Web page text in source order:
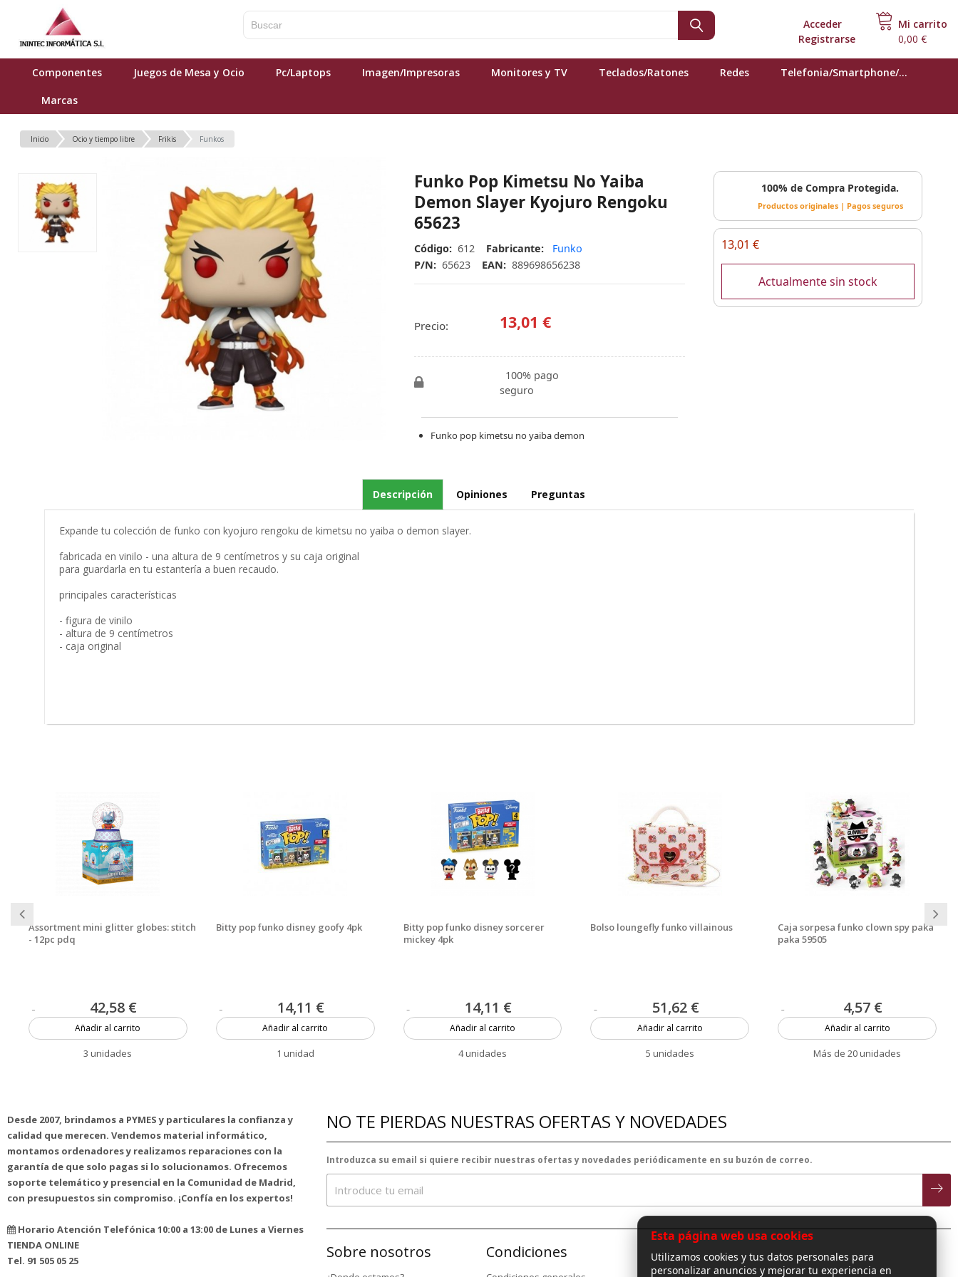
Mi carrito
0,00 €
Accedero
Registrarse
Componentes Juegos de Mesa y Ocio Pc/Laptops Imagen/Impresoras Monitores y TV Teclados/Ratones Redes Telefonia/Smartphone/...
Marcas
Inicio Ocio y tiempo libre Frikis Funkos
Funko Pop Kimetsu No Yaiba
Demon Slayer Kyojuro Rengoku
65623
Código: 612 Fabricante:
Funko
P/N: 65623 EAN: 889698656238
Precio: 13,01 €
100% pago
seguro
Funko pop kimetsu no yaiba demon
100% de Compra Protegida.
Productos originales | Pagos seguros
13,01 €
Actualmente sin stock
Descripción Opiniones Preguntas
Expande tu colección de funko con kyojuro rengoku de kimetsu no yaiba o demon slayer.
fabricada en vinilo - una altura de 9 centímetros y su caja original
para guardarla en tu estantería a buen recaudo.
principales características
- figura de vinilo
- altura de 9 centímetros
- caja original
Assortment mini glitter globes: stitch
- 12pc pdq
42,58 €
Añadir al carrito
3 unidades
Bitty pop funko disney goofy 4pk
14,11 €
Añadir al carrito
1 unidad
Bitty pop funko disney sorcerer
mickey 4pk
14,11 €
Añadir al carrito
4 unidades
Bolso loungefly funko villainous
51,62 €
Añadir al carrito
5 unidades
Caja sorpesa funko clown spy paka
paka 59505
4,57 €
Añadir al carrito
Más de 20 unidades
Desde 2007, brindamos a PYMES y particulares la confianza y
calidad que merecen. Vendemos material informático,
montamos ordenadores y realizamos reparaciones con la
garantía de que solo pagas si lo solucionamos. Ofrecemos
soporte telemático y presencial en la Comunidad de Madrid,
con presupuestos sin compromiso. ¡Confía en los expertos!
Horario Atención Telefónica 10:00 a 13:00 de Lunes a Viernes
TIENDA ONLINE
Tel. 91 505 05 25
NO TE PIERDAS NUESTRAS OFERTAS Y NOVEDADES
Introduzca su email si quiere recibir nuestras ofertas y novedades periódicamente en su buzón de correo.
Sobre nosotros Condiciones
Esta página web usa cookies
Utilizamos cookies y tus datos personales para
personalizar anuncios y mejorar tu experiencia en